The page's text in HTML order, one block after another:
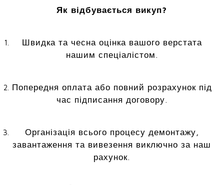
Як відбувається викуп?
Швидка та чесна оцінка вашого верстата
нашим спеціалістом.
Попередня оплата або повний розрахунок під
час підписання договору.
Організація всього процесу демонтажу,
завантаження та вивезення виключно за наш
рахунок.